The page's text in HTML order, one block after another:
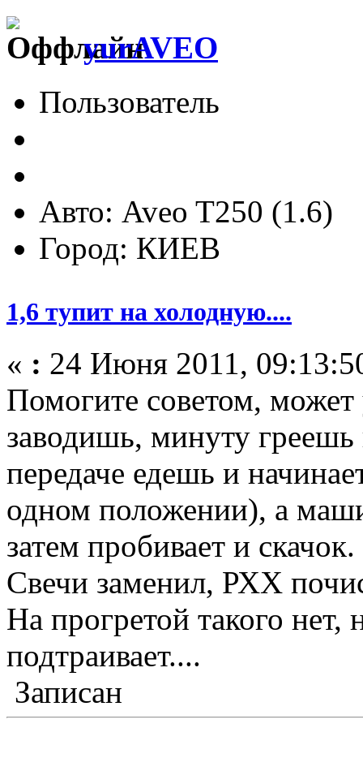
yurAVEO
Пользователь
Авто: Aveo T250 (1.6)
Город: КИЕВ
1,6 тупит на холодную....
« : 24 Июня 2011,
Помогите советом,
заводишь, минуту
передаче едешь и
одном положении), а
затем пробивает и
Свечи заменил, РХХ
На прогретой такого нет,
подтраивает....
Записан